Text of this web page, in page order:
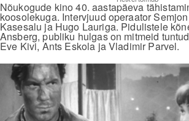
Nõukogude kino 40. aastapäeva
koosolekuga. Intervjuud operaator
Kasesalu ja Hugo Lauriga. Pidulistele
Ansberg, publiku hulgas on mitmeid
Eve Kivi, Ants Eskola ja Vladimir Parvel.